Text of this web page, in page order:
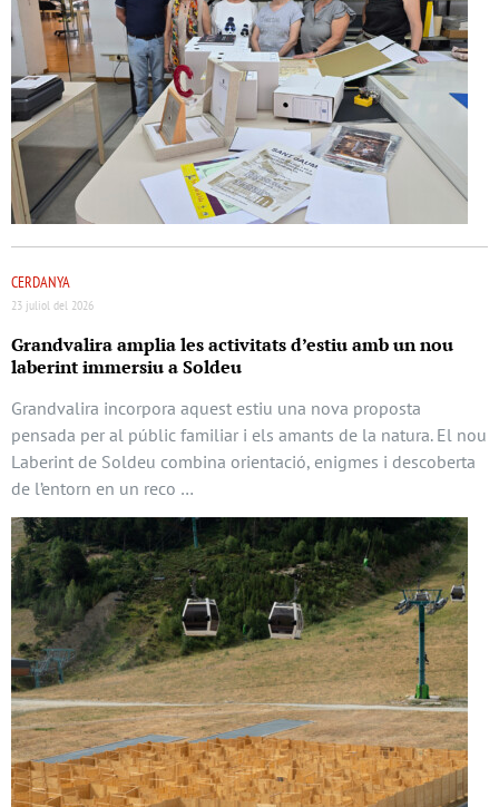
CERDANYA
23 juliol del 2026
Grandvalira amplia les activitats d’estiu amb un nou
laberint immersiu a Soldeu
Grandvalira incorpora aquest estiu una nova proposta
pensada per al públic familiar i els amants de la natura. El nou
Laberint de Soldeu combina orientació, enigmes i descoberta
de l’entorn en un reco …